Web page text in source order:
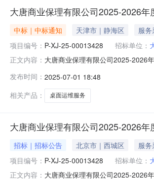
大唐商业保理有限公司2025-2026
中标｜中标通知 天津市｜静海区 服务
项目编号： P-XJ-25-00013428 招标单位：
正文内容： 大唐商业保理有限公司2025-2026
2025-07-01八、采购人及联系方式
发布时间： 2025-07-01 18:48
相关产品：
桌面运维服务
大唐商业保理有限公司2025-2026
招标｜招标公告 北京市｜西城区 服务
项目编号： P-XJ-25-00013428 招标单位：
正文内容： 大唐商业保理有限公司2025-2026